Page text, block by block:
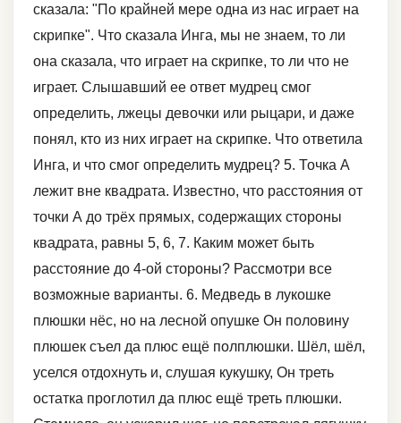
сказала: "По крайней мере одна из нас играет на
скрипке". Что сказала Инга, мы не знаем, то ли
она сказала, что играет на скрипке, то ли что не
играет. Слышавший ее ответ мудрец смог
определить, лжецы девочки или рыцари, и даже
понял, кто из них играет на скрипке. Что ответила
Инга, и что смог определить мудрец? 5. Точка А
лежит вне квадрата. Известно, что расстояния от
точки А до трёх прямых, содержащих стороны
квадрата, равны 5, 6, 7. Каким может быть
расстояние до 4-ой стороны? Рассмотри все
возможные варианты. 6. Медведь в лукошке
плюшки нёс, но на лесной опушке Он половину
плюшек съел да плюс ещё полплюшки. Шёл, шёл,
уселся отдохнуть и, слушая кукушку, Он треть
остатка проглотил да плюс ещё треть плюшки.